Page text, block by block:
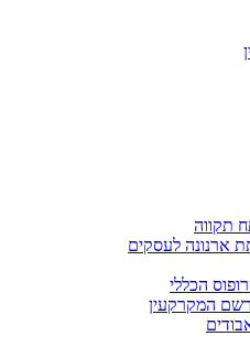
תקווה
ארנונה לעסקים
הכללי
המקרקעין